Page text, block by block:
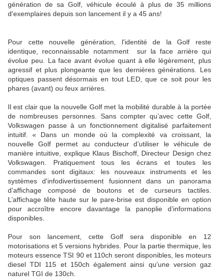
génération de sa Golf, véhicule écoulé à plus de 35 millions
d'exemplaires depuis son lancement il y a 45 ans!
Pour cette nouvelle génération, l'identité de la Golf reste
identique, reconnaissable notamment sur la face arrière qui
évolue peu. La face avant évolue quant à elle légèrement, plus
agressif et plus plongeante que les dernières générations. Les
optiques passent désormais en tout LED, que ce soit pour les
phares (avant) ou feux arrières.
Il est clair que la nouvelle Golf met la mobilité durable à la portée
de nombreuses personnes. Sans compter qu’avec cette Golf,
Volkswagen passe à un fonctionnement digitalisé parfaitement
intuitif. « Dans un monde où la complexité va croissant, la
nouvelle Golf permet au conducteur d’utiliser le véhicule de
manière intuitive, explique Klaus Bischoff, Directeur Design chez
Volkswagen. Pratiquement tous les écrans et toutes les
commandes sont digitaux: les nouveaux instruments et les
systèmes d'infodivertissement fusionnent dans un panorama
d’affichage composé de boutons et de curseurs tactiles.
L’affichage tête haute sur le pare-brise est disponible en option
pour accroître encore davantage la panoplie d’informations
disponibles.
Pour son lancement, cette Golf sera disponible en 12
motorisations et 5 versions hybrides. Pour la partie thermique, les
moteurs essence TSI 90 et 110ch seront disponibles, les moteurs
diesel TDI 115 et 150ch également ainsi qu'une version gaz
naturel TGI de 130ch.